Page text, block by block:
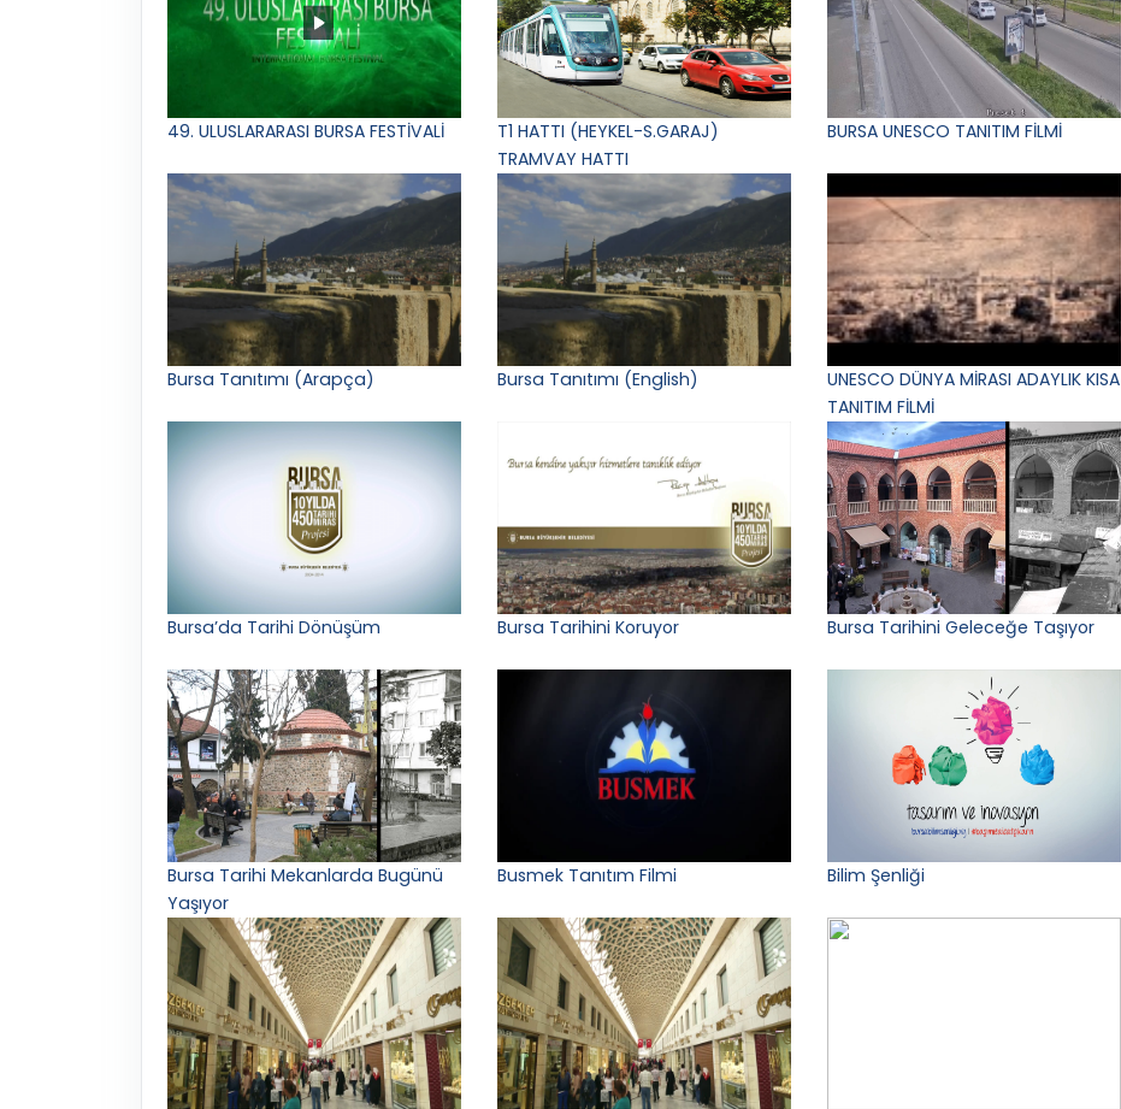
49. ULUSLARARASI BURSA FESTİVALİ
T1 HATTI (HEYKEL-S.GARAJ)
TRAMVAY HATTI
BURSA UNESCO TANITIM FİLMİ
Bursa Tanıtımı (Arapça) Bursa Tanıtımı (English)
UNESCO DÜNYA MİRASI ADAYLIK KISA
TANITIM FİLMİ
Bursa’da Tarihi Dönüşüm Bursa Tarihini Koruyor Bursa Tarihini Geleceğe Taşıyor
Bursa Tarihi Mekanlarda Bugünü
Yaşıyor
Busmek Tanıtım Filmi Bilim Şenliği